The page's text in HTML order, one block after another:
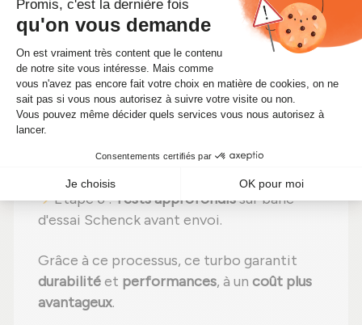
Étape 2 :Nettoyage minutieux pour
éliminer toute impureté ;
Étape 3 : Contrôle détaillé
de chaque
composant ;
Étape 4 : Remplacement des pièces
endommagéespar des composants neufs ;
effectués selon les normes du constructeur
Étape 6 :Tests approfondissur banc
d'essai Schenck avant envoi.
Grâce à ce processus, ce turbo garantit
durabilitéet performances, à un coût plus
avantageux.